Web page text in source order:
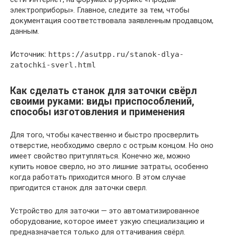
электроприборы». Главное, следите за тем, чтобы
документация соответствовала заявленным продавцом,
данным.
Источник: https://asutpp.ru/stanok-dlya-
zatochki-sverl.html
Как сделать станок для заточки свёрл
своими руками: виды приспособлений,
способы изготовления и применения
Для того, чтобы качественно и быстро просверлить
отверстие, необходимо сверло с острым концом. Но оно
имеет свойство притупляться. Конечно же, можно
купить новое сверло, но это лишние затраты, особенно
когда работать приходится много. В этом случае
пригодится станок для заточки сверл.
Устройство для заточки — это автоматизированное
оборудование, которое имеет узкую специализацию и
предназначается только для оттачивания свёрл.